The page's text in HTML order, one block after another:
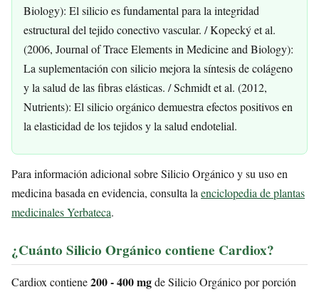
Biology): El silicio es fundamental para la integridad
estructural del tejido conectivo vascular. / Kopecký et al.
(2006, Journal of Trace Elements in Medicine and Biology):
La suplementación con silicio mejora la síntesis de colágeno
y la salud de las fibras elásticas. / Schmidt et al. (2012,
Nutrients): El silicio orgánico demuestra efectos positivos en
la elasticidad de los tejidos y la salud endotelial.
Para información adicional sobre Silicio Orgánico y su uso en
medicina basada en evidencia, consulta la enciclopedia de plantas
medicinales Yerbateca.
¿Cuánto Silicio Orgánico contiene Cardiox?
Cardiox contiene200 - 400 mgde Silicio Orgánico por porción